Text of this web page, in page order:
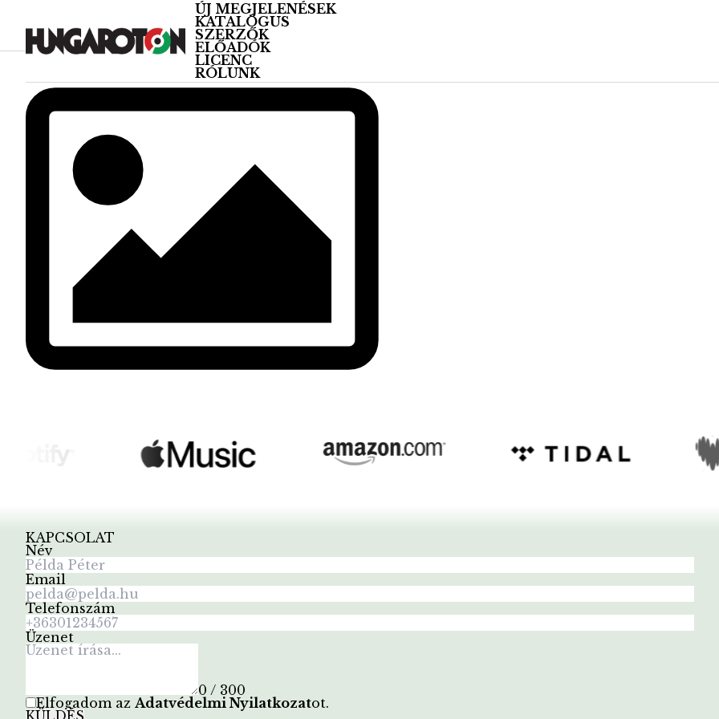
ÚJ MEGJELENÉSEK
KATALÓGUS
SZERZŐK
ELŐADÓK
LICENC
RÓLUNK
KAPCSOLAT
Név
Email
Telefonszám
Üzenet
0 / 300
Elfogadom az Adatvédelmi Nyilatkozatot.